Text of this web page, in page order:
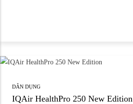
DÂN DỤNG
IQAir HealthPro 250 New Edition